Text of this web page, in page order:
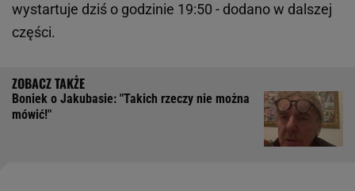
wystartuje dziś o godzinie 19:50 - dodano w dalszej
części.
Boniek o Jakubasie: "Takich rzeczy nie można
mówić!"